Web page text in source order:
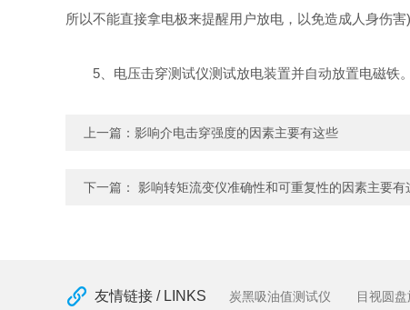
所以不能直接拿电极来提醒用户放电，以免造成人身伤害)
5、电压击穿测试仪测试放电装置并自动放置电磁铁。
上一篇： 影响介电击穿强度的因素主要有这些
下一篇： 影响转矩流变仪准确性和可重复性的因素主要有
友情链接 / LINKS 炭黑吸油值测试仪 目视圆